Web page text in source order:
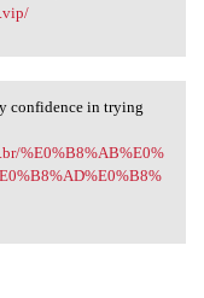
my
confidence in trying
%E0%B8%AB%E0%